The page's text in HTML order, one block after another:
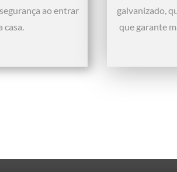
ao entrar
casa.
galvanizado,
que garante